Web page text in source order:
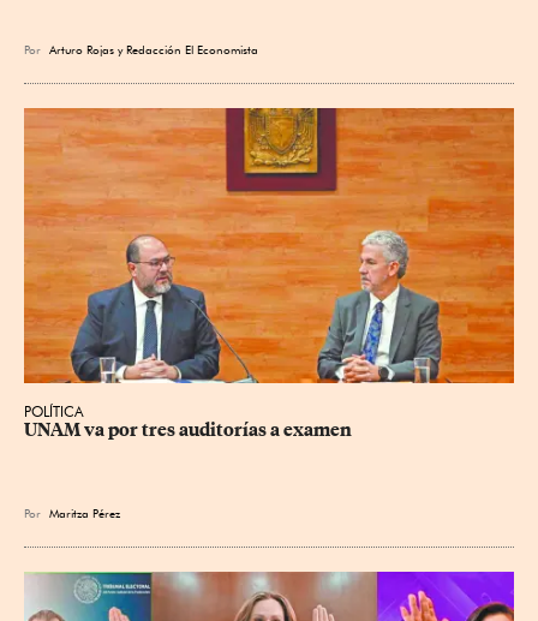
Por Arturo Rojas yRedacción El Economista
POLÍTICA
UNAM va por tres auditorías a examen
Por Maritza Pérez